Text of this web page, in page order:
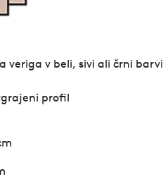
veriga v beli, sivi ali črni barvi
profil